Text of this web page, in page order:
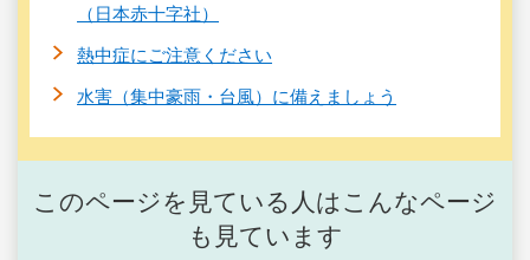
（日本赤十字社）
熱中症にご注意ください
水害（集中豪雨・台風）に備えましょう
このページを見ている人はこんなページ
も見ています